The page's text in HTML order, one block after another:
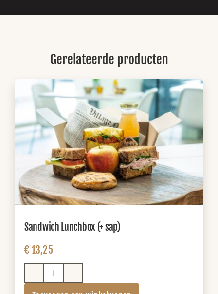
Gerelateerde producten
Sandwich Lunchbox (+ sap)
€ 13,25
Sandwich